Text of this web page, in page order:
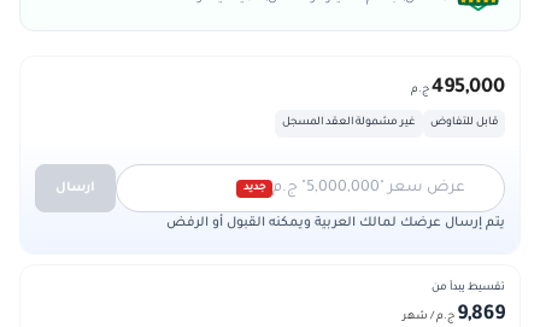
495,000 ج.م
قابل للتفاوض غير مشمولة العقد المسجل
عرض سعر "5,000,000" ج.م جديد ارسال
يتم إرسال عرضك لمالك العربية ويمكنه القبول أو الرفض
تقسيط يبدأ من
9,869 ج.م / شهر